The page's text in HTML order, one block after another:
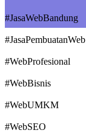
#JasaWebBandung
#JasaPembuatanWeb
#WebProfesional
#WebBisnis
#WebUMKM
#WebSEO